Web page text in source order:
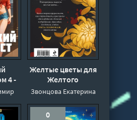
4 -
Желтые цветы для
Желтого
Императора -
Звонцова
Звонцова Екатерина
0